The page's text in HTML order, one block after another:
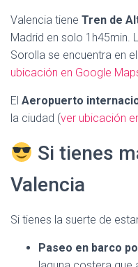
Valencia tiene Tren de
Madrid en solo 1h45min.
Sorolla se encuentra en
ubicación en Google
El Aeropuerto
la ciudad (ver ubicación
Si tienes
Valencia
Si tienes la suerte de
Paseo en barco